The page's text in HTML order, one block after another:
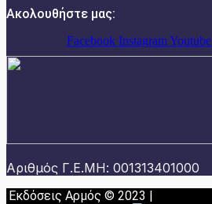
Ακολουθήστε μας:
Facebook InstagramYoutube
Αριθμός Γ.Ε.ΜΗ: 001313401000
Εκδόσεις Αρμός © 2023 |